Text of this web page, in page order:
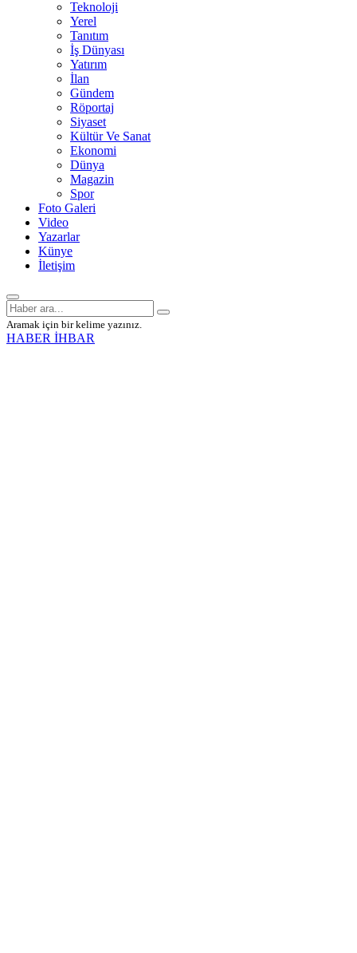
Teknoloji
Yerel
Tanıtım
İş Dünyası
Yatırım
İlan
Gündem
Röportaj
Siyaset
Kültür Ve Sanat
Ekonomi
Dünya
Magazin
Spor
Foto Galeri
Video
Yazarlar
Künye
İletişim
Aramak için bir kelime yazınız.
HABER İHBAR